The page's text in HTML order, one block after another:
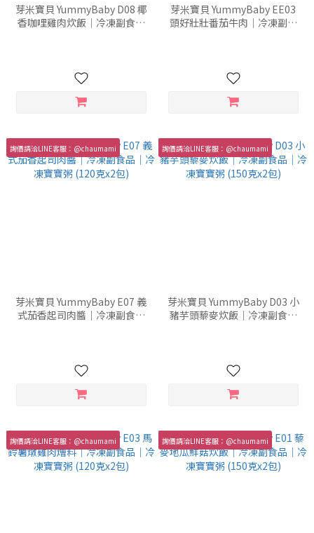
芽米寶貝 YummyBaby D08 椰
香咖哩雞肉炊飯｜冷凍副食品
芽米寶貝 YummyBaby EE03
頭好壯壯番茄牛肉｜冷凍副食
詢價請洽LINE客服：@chaumami
芽米寶貝 YummyBaby E07 義
式茄香起司肉醬｜冷凍副食品
詢價請洽LINE客服：@chaumami
芽米寶貝 YummyBaby D03 小
豬芋頭藜麥炊飯｜冷凍副食品
詢價請洽LINE客服：@chaumami 詢價請洽LINE客服：@chaumami